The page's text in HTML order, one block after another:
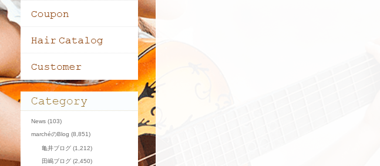
News (103)
marchéのBlog (8,851)
亀井ブログ (1,212)
田嶋ブログ (2,450)